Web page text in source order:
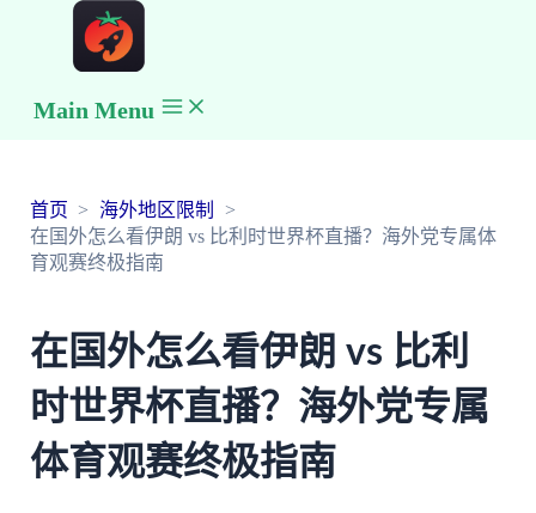
Main Menu
首页
海外地区限制
在国外怎么看伊朗 vs 比利时世界杯直播？海外党专属体
育观赛终极指南
在国外怎么看伊朗 vs 比利
时世界杯直播？海外党专属
体育观赛终极指南